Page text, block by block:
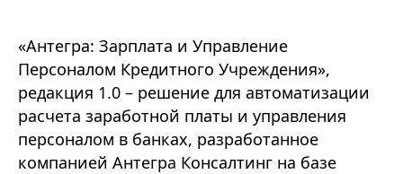
«Антегра: Зарплата и Управление
Персоналом Кредитного Учреждения»,
редакция 1.0 – решение для автоматизации
расчета заработной платы и управления
персоналом в банках, разработанное
компанией Антегра Консалтинг на базе